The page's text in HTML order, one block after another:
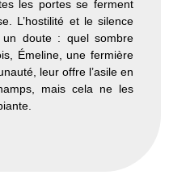
les portes se ferment
L’hostilité et le silence
un doute : quel sombre
Émeline, une fermière
leur offre l’asile en
mais cela ne les